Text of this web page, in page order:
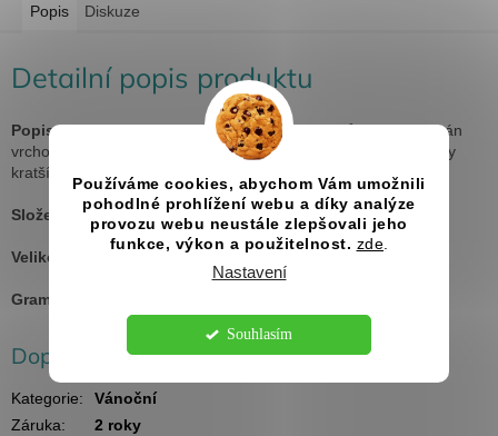
Používáme cookies, abychom Vám umožnili
pohodlné prohlížení webu a díky analýze
provozu webu neustále zlepšovali jeho
funkce, výkon a použitelnost. zde.
Nastavení
Souhlasím
Popis Diskuze
Detailní popis produktu
Popis:lehce vypasovaný střih s bočními švy, průkrčník lemován
vrchovým materiálem, zpevnění ramenních švů páskou, rukávy
kratší délky
Složení: 100 % bavlna, silikonová úprava
Velikosti:
Gramáž:
Doplňkové parametry
Kategorie:
Vánoční
Záruka: 2 roky